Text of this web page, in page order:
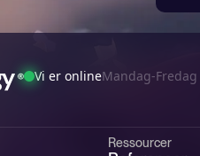
Vi er onlineMandag-
Ressourcer